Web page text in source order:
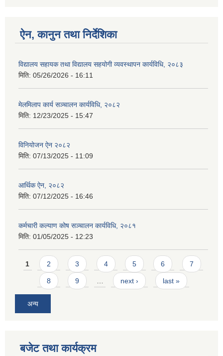
ऐन, कानुन तथा निर्देशिका
विद्यालय सहायक तथा विद्यालय सहयोगी व्यवस्थापन कार्यविधि, २०८३
मिति: 05/26/2026 - 16:11
मेलमिलाप कार्य सञ्चालन कार्यविधि, २०८२
मिति: 12/23/2025 - 15:47
विनियोजन ऐन २०८२
मिति: 07/13/2025 - 11:09
आर्थिक ऐन, २०८२
मिति: 07/12/2025 - 16:46
कर्मचारी कल्याण कोष सञ्चालन कार्यविधि, २०८१
मिति: 01/05/2025 - 12:23
Pages
1 2 3 4 5 6 7
8 9 next › last »
अन्य
बजेट तथा कार्यक्रम